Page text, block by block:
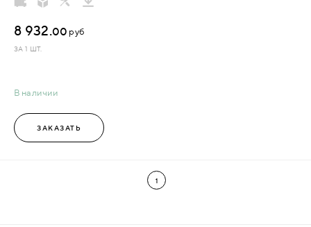
В наличии
8 932.00 руб
ЗА 1 ШТ.
ЗАКАЗАТЬ
1